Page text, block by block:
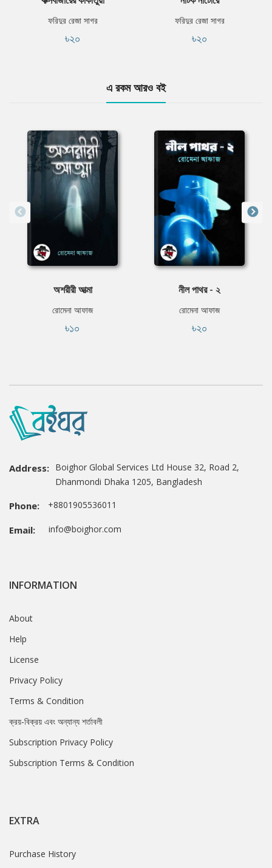
ফরিদুর রেজা সাগর
৳২০
ফরিদুর রেজা সাগর
৳২০
এ রকম আরও বই
অশরীরী আত্মা
রোমেনা আফাজ
৳১০
নীল পাথর - ২
রোমেনা আফাজ
৳২০
Address: Boighor Global Services Ltd House 32, Road 2,
Dhanmondi Dhaka 1205, Bangladesh
Phone: +8801905536011
Email: info@boighor.com
INFORMATION
About
Help
License
Privacy Policy
Terms & Condition
ক্রয়-বিক্রয় এবং অন্যান্য শর্তাবলী
Subscription Privacy Policy
Subscription Terms & Condition
EXTRA
Purchase History